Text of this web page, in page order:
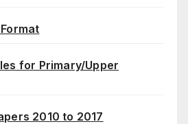
for Primary/Upper
2010 to 2017